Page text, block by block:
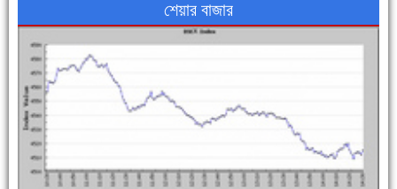
এক সপ্তাহে শনাক্ত বেড়েছে ৫৫%, মৃত্যু ৪৬%
শেয়ার বাজার